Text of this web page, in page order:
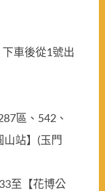
車後從1號出
區、542、
站】(玉門
至【花博公